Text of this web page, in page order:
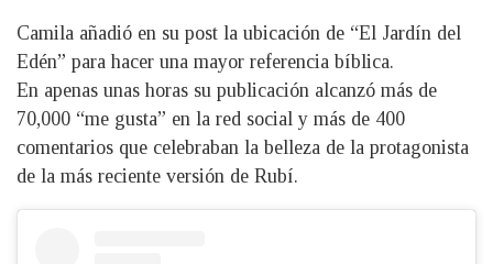
Camila añadió en su post la ubicación de “El Jardín del
Edén” para hacer una mayor referencia bíblica.
En apenas unas horas su publicación alcanzó más de
70,000 “me gusta” en la red social y más de 400
comentarios que celebraban la belleza de la protagonista
de la más reciente versión de Rubí.